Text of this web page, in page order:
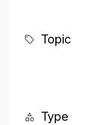
Topic
Type